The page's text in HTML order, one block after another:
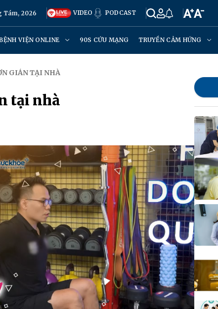
Tám, 2026 VIDEO PODCAST
VIỆN ONLINE 90S CỨU MẠNG TRUYỀN CẢM HỨNG
GIẢN TẠI NHÀ
tại nhà